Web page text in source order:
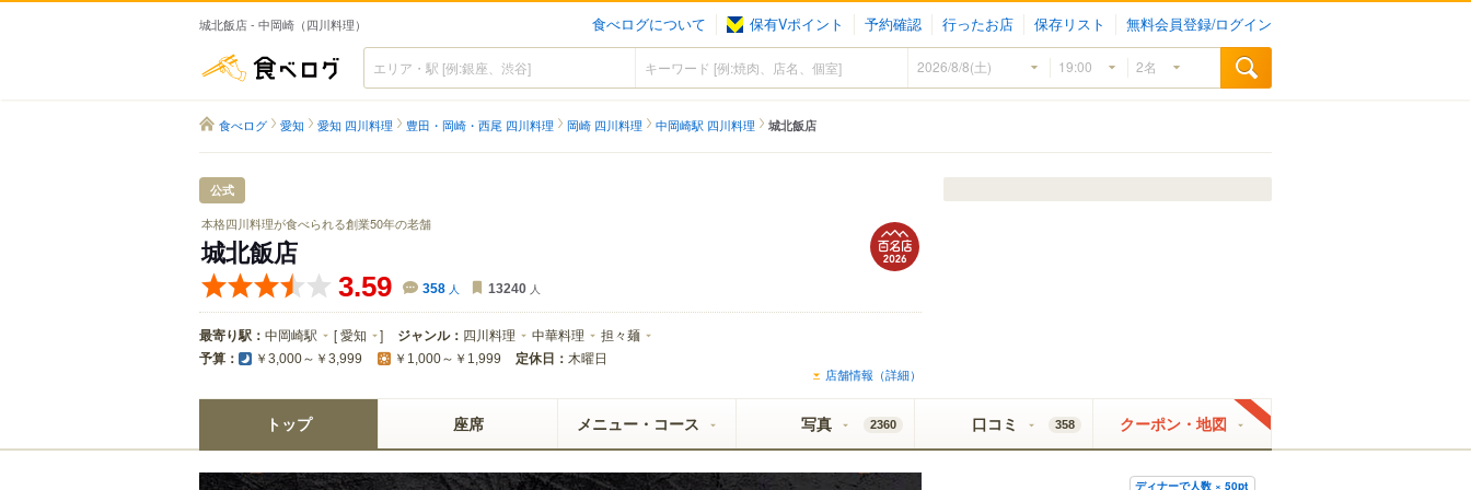
城北飯店 - 中岡崎（四川料理） 食べログについて 保有Vポイント 予約確認 行ったお店 保存リスト 無料会員登録/ログイン
食べログ
食べログ 愛知 愛知 四川料理 豊田・岡崎・西尾 四川料理 岡崎 四川料理 中岡崎駅 四川料理 城北飯店
公式
本格四川料理が食べられる創業50年の老舗
城北飯店
3.59 358 人 13240 人
最寄り駅： 中岡崎駅 [愛知 ] ジャンル： 四川料理 中華料理 担々麺
予算： ￥3,000～￥3,999 ￥1,000～￥1,999 定休日： 木曜日
店舗情報（詳細）
トップ 座席 メニュー・コース 写真 2360 口コミ 358 クーポン・地図
ディナーで人数 × 50pt